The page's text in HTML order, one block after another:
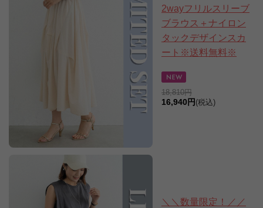
2wayフリルスリーブ
ブラウス＋ナイロン
タックデザインスカ
ート※送料無料※
18,810円
16,940円 (税込)
＼＼数量限定！／／